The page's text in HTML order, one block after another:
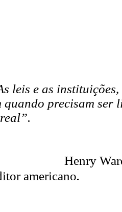
leis e as
quando precisam ser
Henry
americano.